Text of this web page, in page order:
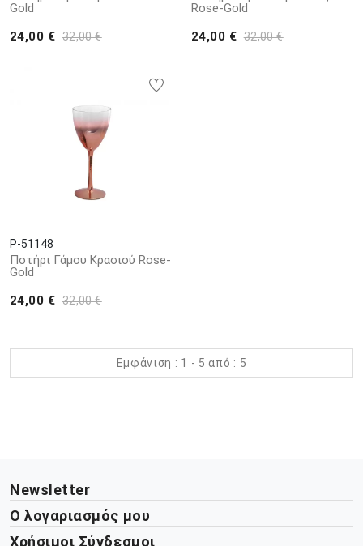
Gold
24,00 € 32,00 €
Rose-Gold
24,00 € 32,00 €
P-51148
Ποτήρι Γάμου Κρασιού Rose-
Gold
24,00 € 32,00 €
Εμφάνιση : 1 - 5 από : 5
Newsletter
Ο λογαριασμός μου
Χρήσιμοι Σύνδεσμοι